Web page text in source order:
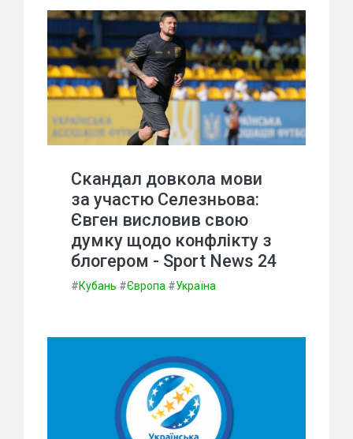
Скандал довкола мови
за участю Селезньова:
Євген висловив свою
думку щодо конфлікту з
блогером - Sport News 24
#Кубань #Європа #Україна